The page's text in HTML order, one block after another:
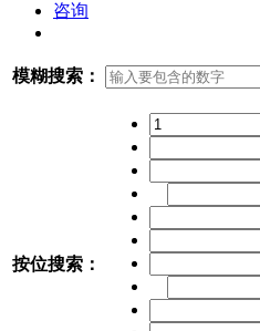
咨询
模糊搜索：
按位搜索：